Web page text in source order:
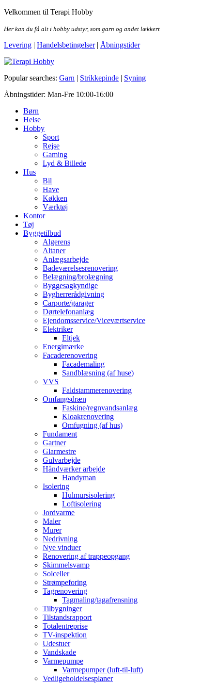
Skip
the
Velkommen til Terapi Hobby
Her kan du få alt i hobby udstyr, som garn og andet lækkert
Levering | Handelsbetingelser| Åbningstider
Terapi Hobby
Popular searches: Garn | Strikkepinde | Syning
Åbningstider: Man-Fre 10:00-16:00
Børn
Helse
Hobby
Sport
Rejse
Gaming
Lyd & Billede
Hus
Bil
Have
Køkken
Værktøj
Kontor
Tøj
Byggetilbud
Algerens
Altaner
Anlægsarbejde
Badeværelsesrenovering
Belægning/brolægning
Byggesagkyndige
Bygherrerådgivning
Carporte/garager
Dørtelefonanlæg
Ejendomsservice/Viceværtservice
Elektriker
Eltjek
Energimærke
Facaderenovering
Facademaling
Sandblæsning (af huse)
VVS
Faldstammerenovering
Omfangsdræn
Faskine/regnvandsanlæg
Kloakrenovering
Omfugning (af hus)
Fundament
Gartner
Glarmestre
Gulvarbejde
Håndværker arbejde
Handyman
Isolering
Hulmursisolering
Loftisolering
Jordvarme
Maler
Murer
Nedrivning
Nye vinduer
Renovering af trappeopgang
Skimmelsvamp
Solceller
Strømpeforing
Tagrenovering
Tagmaling/tagafrensning
Tilbygninger
Tilstandsrapport
Totalentreprise
TV-inspektion
Udestuer
Vandskade
Varmepumpe
Varmepumper (luft-til-luft)
Vedligeholdelsesplaner